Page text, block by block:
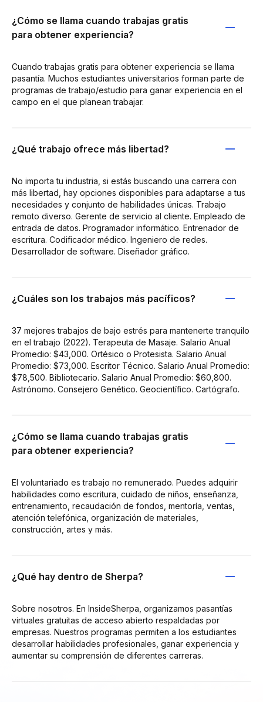
¿Cómo se llama cuando trabajas gratis
para obtener experiencia?
Cuando trabajas gratis para obtener experiencia se llama
pasantía. Muchos estudiantes universitarios forman parte de
programas de trabajo/estudio para ganar experiencia en el
campo en el que planean trabajar.
¿Qué trabajo ofrece más libertad?
No importa tu industria, si estás buscando una carrera con
más libertad, hay opciones disponibles para adaptarse a tus
necesidades y conjunto de habilidades únicas. Trabajo
remoto diverso. Gerente de servicio al cliente. Empleado de
entrada de datos. Programador informático. Entrenador de
escritura. Codificador médico. Ingeniero de redes.
Desarrollador de software. Diseñador gráfico.
¿Cuáles son los trabajos más pacíficos?
37 mejores trabajos de bajo estrés para mantenerte tranquilo
en el trabajo (2022). Terapeuta de Masaje. Salario Anual
Promedio: $43,000. Ortésico o Protesista. Salario Anual
Promedio: $73,000. Escritor Técnico. Salario Anual Promedio:
$78,500. Bibliotecario. Salario Anual Promedio: $60,800.
Astrónomo. Consejero Genético. Geocientífico. Cartógrafo.
¿Cómo se llama cuando trabajas gratis
para obtener experiencia?
El voluntariado es trabajo no remunerado. Puedes adquirir
habilidades como escritura, cuidado de niños, enseñanza,
entrenamiento, recaudación de fondos, mentoría, ventas,
atención telefónica, organización de materiales,
construcción, artes y más.
¿Qué hay dentro de Sherpa?
Sobre nosotros. En InsideSherpa, organizamos pasantías
virtuales gratuitas de acceso abierto respaldadas por
empresas. Nuestros programas permiten a los estudiantes
desarrollar habilidades profesionales, ganar experiencia y
aumentar su comprensión de diferentes carreras.